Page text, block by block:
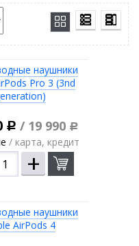
наушники
Pro 3 (3nd
Р / 19 990 Р
/ карта, кредит
+
наушники
AirPods 4